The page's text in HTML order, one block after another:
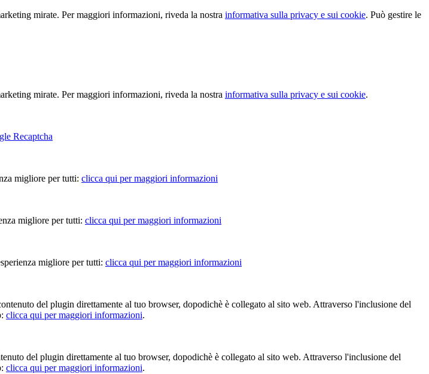
mirate. Per maggiori informazioni, riveda la nostra informativa sulla privacy e sui cookie. Può gestire le
mirate. Per maggiori informazioni, riveda la nostra informativa sulla privacy e sui cookie.
Recaptcha
migliore per tutti: clicca qui per maggiori informazioni
migliore per tutti: clicca qui per maggiori informazioni
migliore per tutti: clicca qui per maggiori informazioni
del plugin direttamente al tuo browser, dopodichè è collegato al sito web. Attraverso l'inclusione del
clicca qui per maggiori informazioni.
del plugin direttamente al tuo browser, dopodichè è collegato al sito web. Attraverso l'inclusione del
clicca qui per maggiori informazioni.